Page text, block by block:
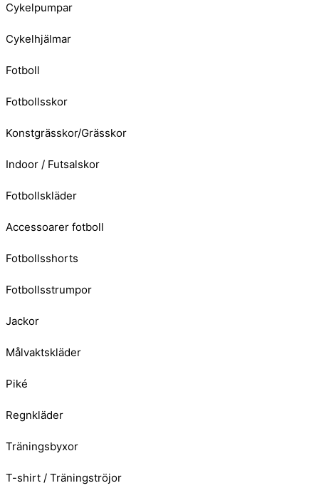
Cykelpumpar
Cykelhjälmar
Fotboll
Fotbollsskor
Konstgrässkor/Grässkor
Indoor / Futsalskor
Fotbollskläder
Accessoarer fotboll
Fotbollsshorts
Fotbollsstrumpor
Jackor
Målvaktskläder
Piké
Regnkläder
Träningsbyxor
T-shirt / Träningströjor